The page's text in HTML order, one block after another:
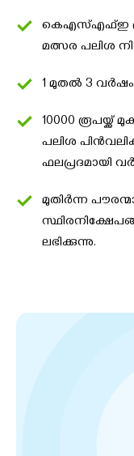
കെഎസ്എഫ്ഇ
മത്സര പലിശ
1 മുതൽ 3 വർഷം
10000 രൂപയ്ക്ക്
പലിശ
ഫലപ്രദമായി
മുതിർന്ന
ലഭിക്കുന്നു.